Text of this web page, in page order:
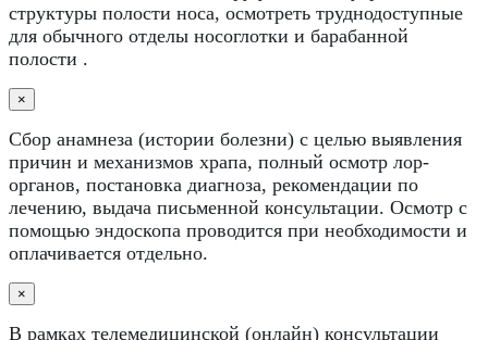
структуры полости носа, осмотреть труднодоступные
для обычного отделы носоглотки и барабанной
полости .
×
Сбор анамнеза (истории болезни) с целью выявления
причин и механизмов храпа, полный осмотр лор-
органов, постановка диагноза, рекомендации по
лечению, выдача письменной консультации. Осмотр с
помощью эндоскопа проводится при необходимости и
оплачивается отдельно.
×
В рамках телемедицинской (онлайн) консультации